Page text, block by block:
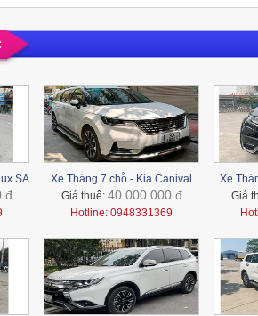
SA
đ
Xe Tháng 7 chỗ - Kia Canival
Giá thuê: 40.000.000 đ
Hotline: 0948331369
Xe
Giá